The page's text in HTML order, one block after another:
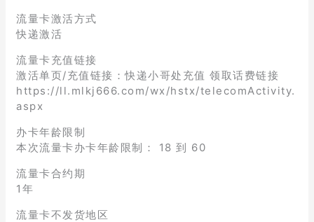
流量卡激活方式
快递激活
流量卡充值链接
激活单页/充值链接：快递小哥处充值 领取话费链接
https://ll.mlkj666.com/wx/hstx/telecomActivity.
aspx
办卡年龄限制
本次流量卡办卡年龄限制： 18 到 60
流量卡合约期
1年
流量卡不发货地区